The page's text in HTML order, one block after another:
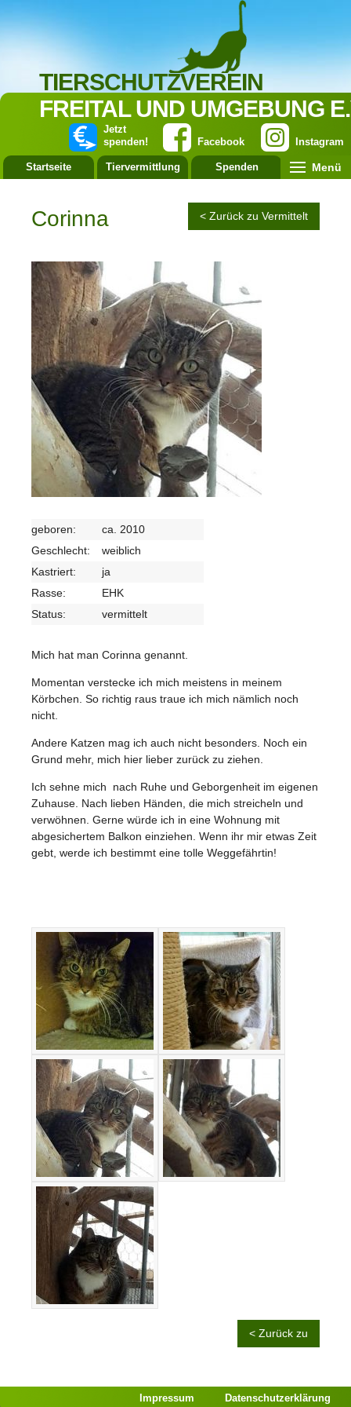
TIERSCHUTZVEREIN
FREITAL UND UMGEBUNG
Instagram
Facebook
Jetzt
spenden!
Startseite Tiervermittlung Spenden Menü
Corinna < Zurück zu Vermittelt
geboren:
ca. 2010
Geschlecht:
weiblich
Kastriert:
ja
Rasse:
EHK
Status:
vermittelt
Mich hat man Corinna genannt.
Momentan verstecke ich mich meistens in meinem
Körbchen. So richtig raus traue ich mich nämlich noch
nicht.
Andere Katzen mag ich auch nicht besonders. Noch ein
Grund mehr, mich hier lieber zurück zu ziehen.
Ich sehne mich nach Ruhe und Geborgenheit im eigenen
Zuhause. Nach lieben Händen, die mich streicheln und
verwöhnen. Gerne würde ich in eine Wohnung mit
abgesichertem Balkon einziehen. Wenn ihr mir etwas Zeit
gebt, werde ich bestimmt eine tolle Weggefährtin!
< Zurück zu
Impressum Datenschutzerklärung